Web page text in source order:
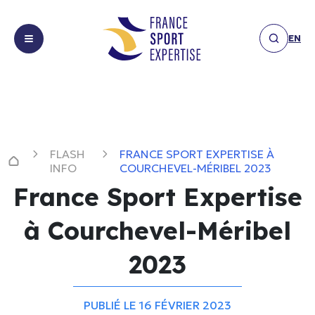
EN
Réalisations
Les actualités
Membres
Equipements
infrastructures
Expérience
spectateur
partenariats
Réalisations
Les
actualités
Publication
Membres
contacter
FLASH
INFO
FRANCE SPORT EXPERTISE À
COURCHEVEL-MÉRIBEL 2023
France Sport Expertise
à Courchevel-Méribel
2023
PUBLIÉ LE 16 FÉVRIER 2023